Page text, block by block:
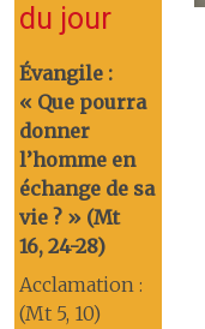
du jour
Évangile :
« Que pourra
donner
l’homme en
échange de sa
vie ? » (Mt
16, 24-28)
Acclamation :
(Mt 5, 10)